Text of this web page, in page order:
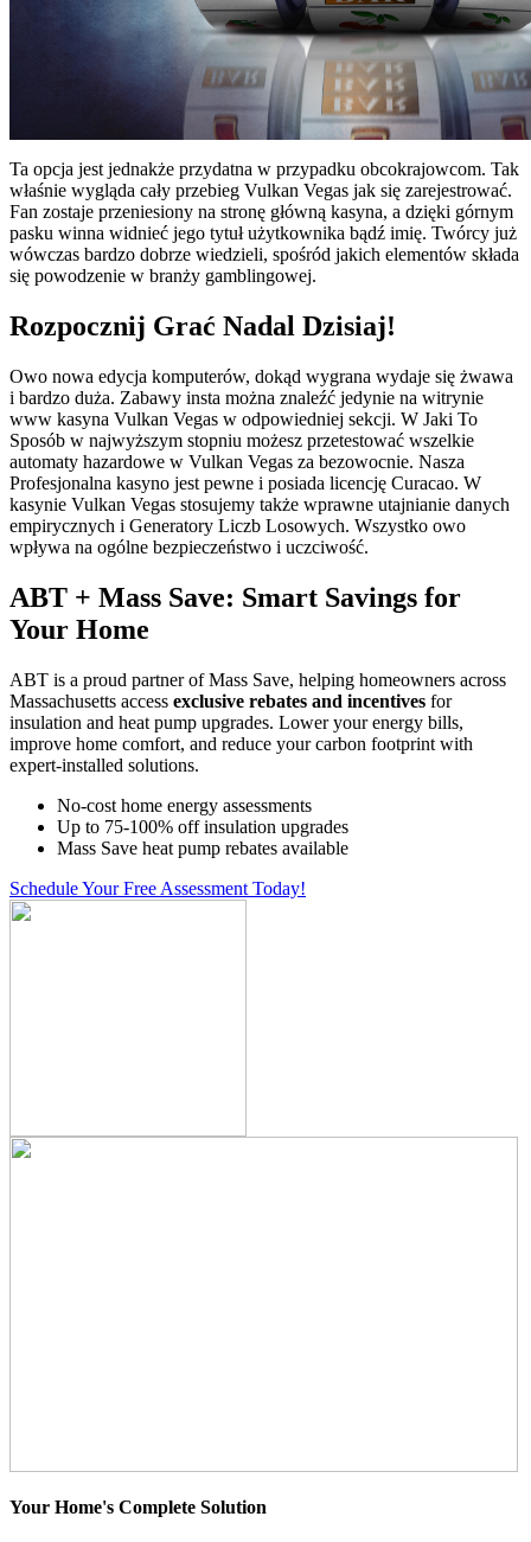
Ta opcja jest jednakże przydatna w przypadku obcokrajowcom. Tak
właśnie wygląda cały przebieg Vulkan Vegas jak się zarejestrować.
Fan zostaje przeniesiony na stronę główną kasyna, a dzięki górnym
pasku winna widnieć jego tytuł użytkownika bądź imię. Twórcy już
wówczas bardzo dobrze wiedzieli, spośród jakich elementów składa
się powodzenie w branży gamblingowej.
Rozpocznij Grać Nadal Dzisiaj!
Owo nowa edycja komputerów, dokąd wygrana wydaje się żwawa
i bardzo duża. Zabawy insta można znaleźć jedynie na witrynie
www kasyna Vulkan Vegas w odpowiedniej sekcji. W Jaki To
Sposób w najwyższym stopniu możesz przetestować wszelkie
automaty hazardowe w Vulkan Vegas za bezowocnie. Nasza
Profesjonalna kasyno jest pewne i posiada licencję Curacao. W
kasynie Vulkan Vegas stosujemy także wprawne utajnianie danych
empirycznych i Generatory Liczb Losowych. Wszystko owo
wpływa na ogólne bezpieczeństwo i uczciwość.
ABT + Mass Save: Smart Savings for
Your Home
ABT is a proud partner of Mass Save, helping homeowners across
Massachusetts access exclusive rebates and incentives for
insulation and heat pump upgrades. Lower your energy bills,
improve home comfort, and reduce your carbon footprint with
expert-installed solutions.
No-cost home energy assessments
Up to 75-100% off insulation upgrades
Mass Save heat pump rebates available
Schedule Your Free Assessment Today!
Your Home's Complete Solution